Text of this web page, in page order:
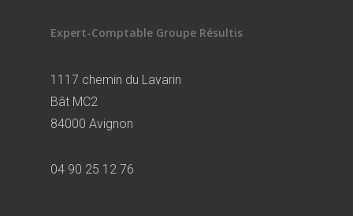
Expert-Comptable Groupe Résultis
1117 chemin du Lavarin
Bât MC2
84000 Avignon
04 90 25 12 76